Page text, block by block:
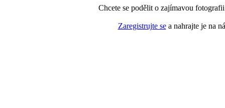
Chcete se podělit o zajímavou
Zaregistrujte sea nahrajte je na